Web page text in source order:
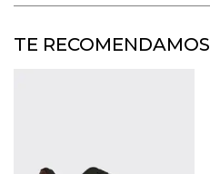
TE RECOMENDAMOS